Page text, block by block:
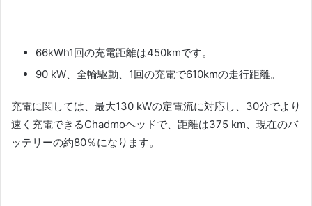
66kWh1回の充電距離は450kmです。
90 kW、全輪駆動、1回の充電で610kmの走行距離。
充電に関しては、最大130 kWの定電流に対応し、30分でより
速く充電できるChadmoヘッドで、距離は375 km、現在のバ
ッテリーの約80％になります。